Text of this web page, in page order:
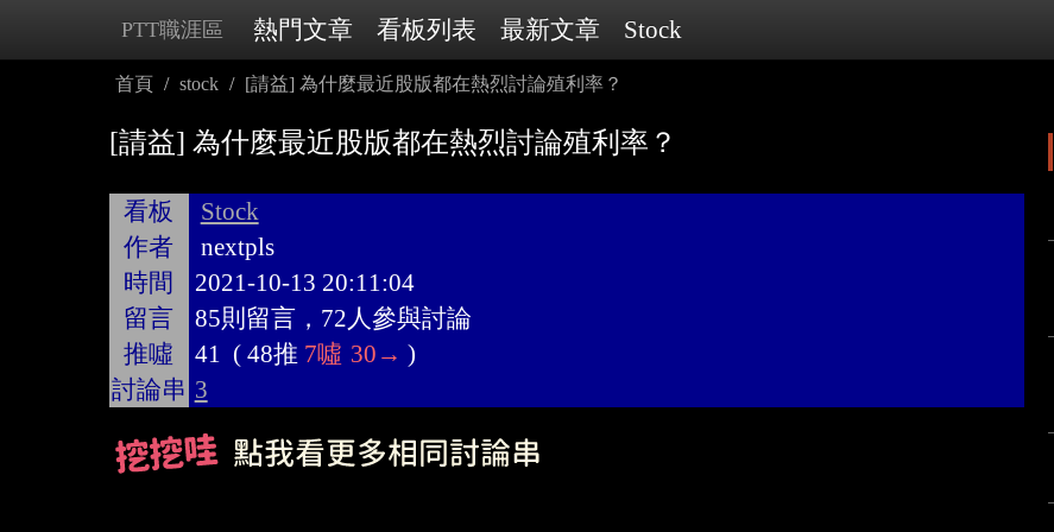
PTT職涯區 熱門文章 看板列表 最新文章 Stock
首頁 stock [請益] 為什麼最近股版都在熱烈討論殖利率？
[請益] 為什麼最近股版都在熱烈討論殖利率？
看板
Stock
作者
nextpls
時間
2021-10-13 20:11:04
留言
85則留言，72人參與討論
推噓
41 ( 48推 7噓 30→ )
討論串 3